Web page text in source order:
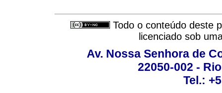
Todo o conteúdo deste
licenciado sob
Av. Nossa Senhora de
22050-002 -
Tel.: